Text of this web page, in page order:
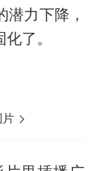
力下降，
了。
片